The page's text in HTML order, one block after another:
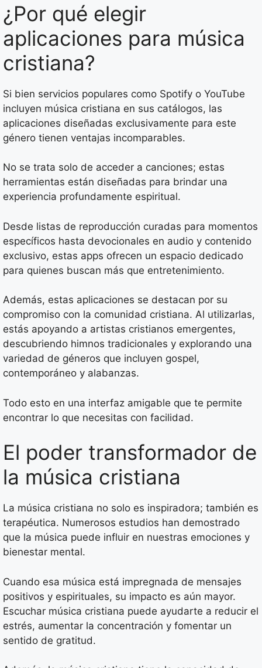
¿Por qué elegir
aplicaciones para música
cristiana?
Si bien servicios populares como Spotify o YouTube
incluyen música cristiana en sus catálogos, las
aplicaciones diseñadas exclusivamente para este
género tienen ventajas incomparables.
No se trata solo de acceder a canciones; estas
herramientas están diseñadas para brindar una
experiencia profundamente espiritual.
Desde listas de reproducción curadas para momentos
específicos hasta devocionales en audio y contenido
exclusivo, estas apps ofrecen un espacio dedicado
para quienes buscan más que entretenimiento.
Además, estas aplicaciones se destacan por su
compromiso con la comunidad cristiana. Al utilizarlas,
estás apoyando a artistas cristianos emergentes,
descubriendo himnos tradicionales y explorando una
variedad de géneros que incluyen gospel,
contemporáneo y alabanzas.
Todo esto en una interfaz amigable que te permite
encontrar lo que necesitas con facilidad.
El poder transformador de
la música cristiana
La música cristiana no solo es inspiradora; también es
terapéutica. Numerosos estudios han demostrado
que la música puede influir en nuestras emociones y
bienestar mental.
Cuando esa música está impregnada de mensajes
positivos y espirituales, su impacto es aún mayor.
Escuchar música cristiana puede ayudarte a reducir el
estrés, aumentar la concentración y fomentar un
sentido de gratitud.